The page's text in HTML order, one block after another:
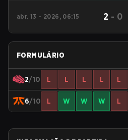
abr. 13 - 2026, 06:15 2 - 0
FORMULÁRIO
2/10 L L L L L
6/10 L W W W L